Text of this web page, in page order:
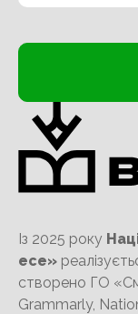
Із 2025 року
есе»
створено ГО
Grammarly,